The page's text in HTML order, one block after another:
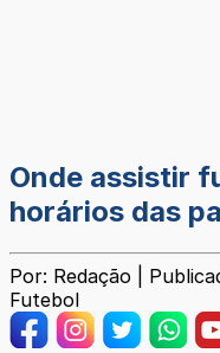
Onde assistir
horários das
Por: Redação |
Futebol